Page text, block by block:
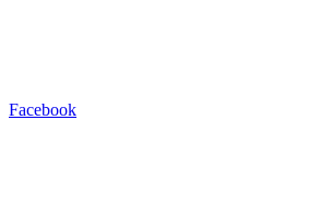
Facebook